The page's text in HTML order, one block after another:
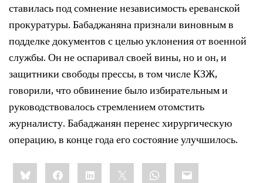
ставилась под сомнение независимость ереванской
прокуратуры. Бабаджаняна признали виновным в
подделке документов с целью уклонения от военной
службы. Он не оспаривал своей вины, но и он, и
защитники свободы прессы, в том числе КЗЖ,
говорили, что обвинение было избирательным и
руководствовалось стремлением отомстить
журналисту. Бабаджанян перенес хирургическую
операцию, в конце года его состояние улучшилось.
Share
this:BlueskyFacebookLinkedIn WhatsApp
Email